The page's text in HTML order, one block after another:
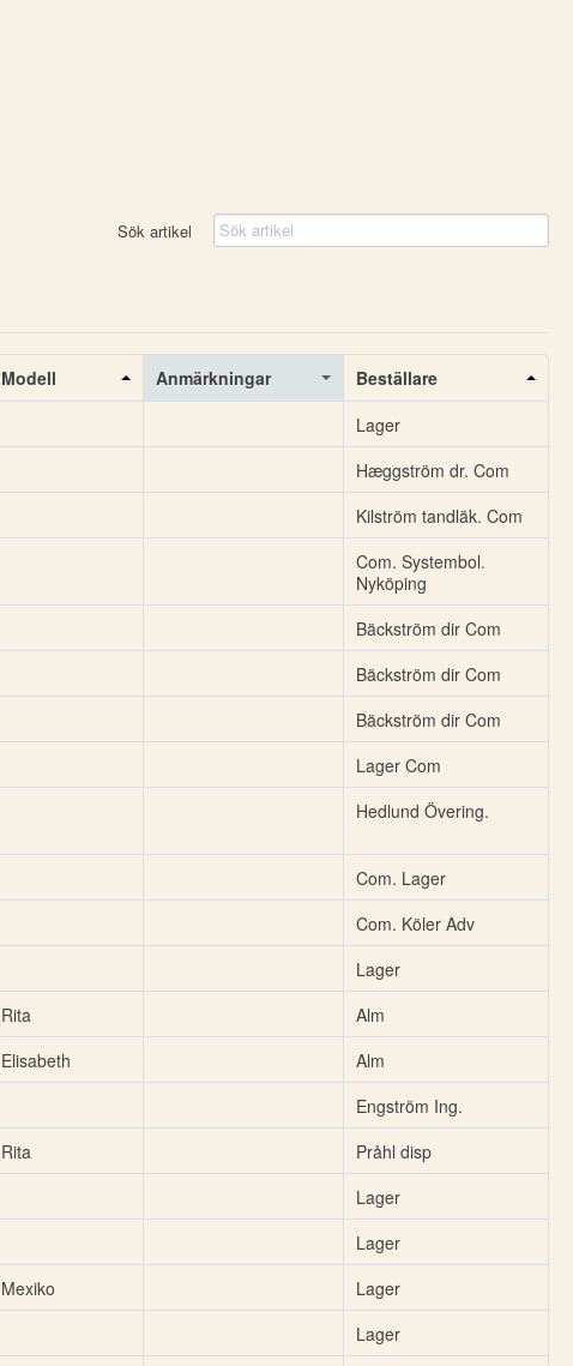
Sök artikel
Modell Anmärkningar
Beställare
Lager
Hæggström dr. Com
Kilström tandläk. Com
Com. Systembol.
Nyköping
Bäckström dir Com
Bäckström dir Com
Bäckström dir Com
Lager Com
Hedlund Övering.
Com. Lager
Com. Köler Adv
Lager
Rita
Alm
Elisabeth
Alm
Engström Ing.
Rita
Pråhl disp
Lager
Lager
Mexiko
Lager
Lager